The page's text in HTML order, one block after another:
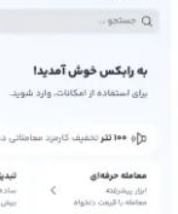
سود بیشتر در خرید
با شناخت و
از ۱۰۰۰ ارز دیجیتال پشتیبانی می‌کند. برای مشاهده قیمت رمز ارز کوییک سواپ، به صفحه